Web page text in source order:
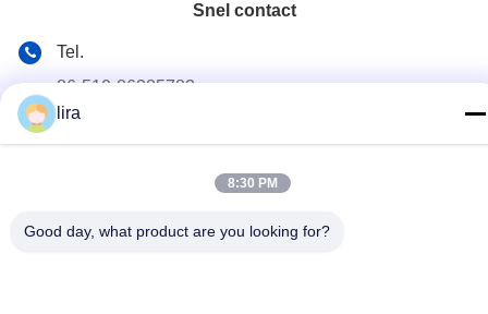
Snel contact
Tel.
86-510-86385783
No.102, Yungu-Road, Zhutang-Stad, Jiangyin-Stad,
lira
8:30 PM
Good day, what product are you looking for?